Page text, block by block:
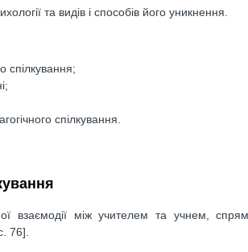
та видів і способів його уникнення.
спілкування;
спілкування.
взаємодії між учителем та учнем,
76].